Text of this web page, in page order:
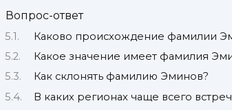
Вопрос-ответ
Каково происхождение фамилии
Какое значение имеет фамилия
Как склонять фамилию Эминов?
В каких регионах чаще всего